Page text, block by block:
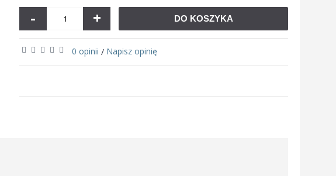
- + DO KOSZYKA
0 opinii / Napisz opinię